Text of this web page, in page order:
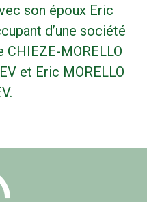
son époux Eric
d’une société
CHIEZE-MORELLO
et Eric MORELLO